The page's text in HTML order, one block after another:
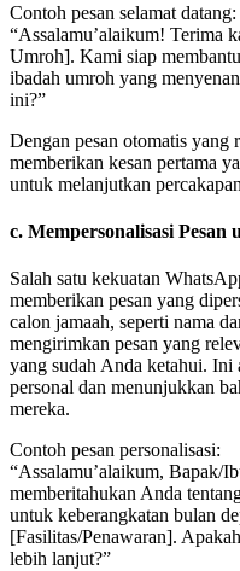
Contoh pesan selamat datang:
“Assalamu’alaikum! Terima
Umroh]. Kami siap
ibadah umroh yang
ini?”
Dengan pesan otomatis
memberikan kesan pertama
untuk melanjutkan
c. Mempersonalisasi
Salah satu kekuatan
memberikan pesan yang
calon jamaah, seperti nama
mengirimkan pesan yang
yang sudah Anda ketahui. Ini
personal dan menunjukkan
mereka.
Contoh pesan personalisasi:
“Assalamu’alaikum, Bapak/
memberitahukan Anda
untuk keberangkatan bulan
[Fasilitas/Penawaran].
lebih lanjut?”